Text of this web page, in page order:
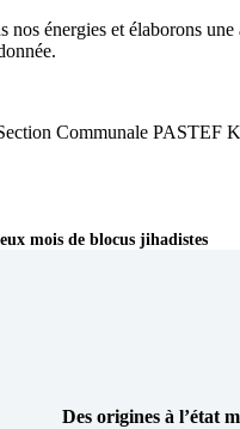
énergies et élaborons
Communale PASTEF
mois de blocus jihadistes
Des origines à l’état